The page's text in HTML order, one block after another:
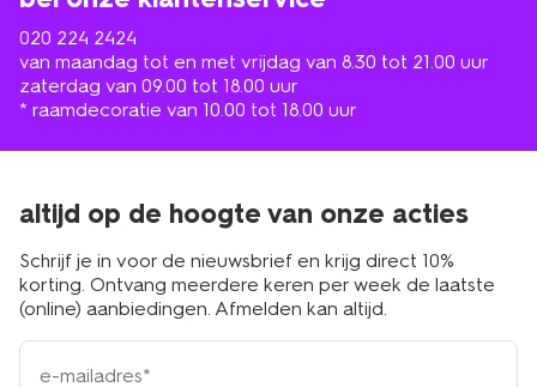
020 224 2424
van maandag tot en met vrijdag van 8.30 tot 21.00 uur
zaterdag van 09.00 tot 18.00 uur
* raamdecoratie van 10.00 tot 18.00 uur
altijd op de hoogte van onze acties
Schrijf je in voor de nieuwsbrief en krijg direct 10%
korting. Ontvang meerdere keren per week de laatste
(online) aanbiedingen. Afmelden kan altijd.
e-
mailadres